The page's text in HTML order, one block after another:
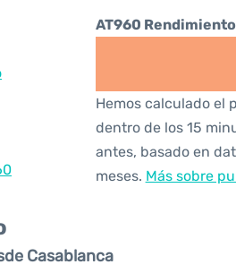
AT960
Hemos calculado el
dentro de los 15
antes, basado en
meses. Más sobre
Casablanca